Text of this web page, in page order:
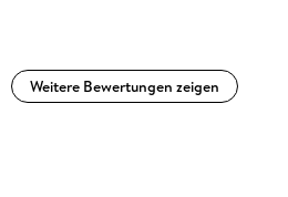
Weitere Bewertungen zeigen